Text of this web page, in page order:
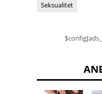
Seksualitet